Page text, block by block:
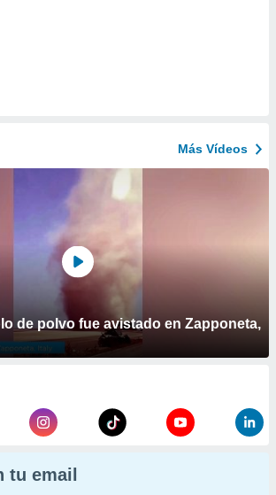
Más Vídeos
de polvo fue avistado en Zapponeta,
tu email